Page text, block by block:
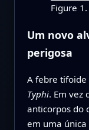
Figure 1.
Um novo
perigosa
A febre tifoide
Typhi. Em vez
anticorpos do
em uma